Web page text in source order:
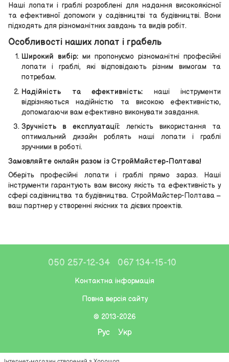
Наші лопати і граблі розроблені для надання високоякісної
та ефективної допомоги у садівництві та будівництві. Вони
підходять для різноманітних завдань та видів робіт.
Особливості наших лопат і грабель
Широкий вибір: ми пропонуємо різноманітні професійні
лопати і граблі, які відповідають різним вимогам та
потребам.
Надійність та ефективність: наші інструменти
відрізняються надійністю та високою ефективністю,
допомагаючи вам ефективно виконувати завдання.
Зручність в експлуатації: легкість використання та
оптимальний дизайн роблять наші лопати і граблі
зручними в роботі.
Замовляйте онлайн разом із СтройМайстер-Полтава!
Оберіть професійні лопати і граблі прямо зараз. Наші
інструменти гарантують вам високу якість та ефективність у
сфері садівництва та будівництва. СтройМайстер-Полтава –
ваш партнер у створенні якісних та дієвих проектів.
050 257-12-34 067 134-15-10
Контактна інформація
Повна версія сайту
© 2013-2026
Рус Укр